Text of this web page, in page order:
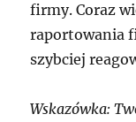
firmy. Coraz
raportowania
szybciej
Wskazówka: